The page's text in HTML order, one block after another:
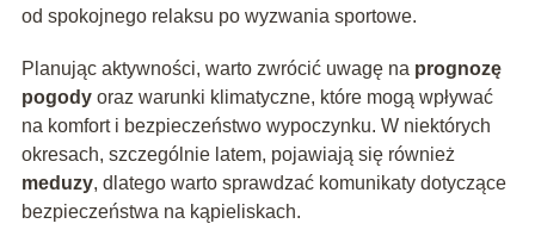
od spokojnego relaksu po wyzwania sportowe.
Planując aktywności, warto zwrócić uwagę na prognozę
pogodyoraz warunki klimatyczne, które mogą wpływać
na komfort i bezpieczeństwo wypoczynku. W niektórych
okresach, szczególnie latem, pojawiają się również
meduzy, dlatego warto sprawdzać komunikaty dotyczące
bezpieczeństwa na kąpieliskach.